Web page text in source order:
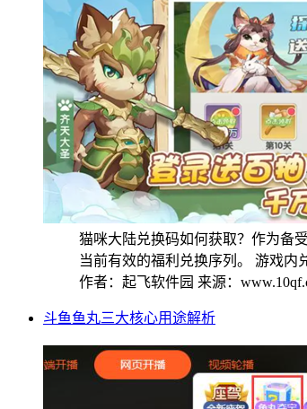
猫咪大陆兑换码如何获取？作为备
当前有效的福利兑换序列。 游戏内
作者：起飞软件园 来源：
斗鱼鱼丸三大核心用途解析